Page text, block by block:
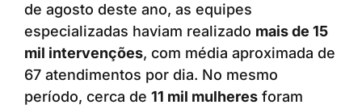
de agosto deste ano, as equipes
especializadas haviam realizado mais de 15
mil intervenções, com média aproximada de
67 atendimentos por dia. No mesmo
período, cerca de 11 mil mulheres foram